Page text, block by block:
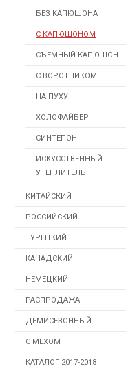
БЕЗ КАПЮШОНА
С КАПЮШОНОМ
СЪЕМНЫЙ КАПЮШОН
С ВОРОТНИКОМ
НА ПУХУ
ХОЛОФАЙБЕР
СИНТЕПОН
ИСКУССТВЕННЫЙ
УТЕПЛИТЕЛЬ
КИТАЙСКИЙ
РОССИЙСКИЙ
ТУРЕЦКИЙ
КАНАДСКИЙ
НЕМЕЦКИЙ
РАСПРОДАЖА
ДЕМИСЕЗОННЫЙ
С МЕХОМ
КАТАЛОГ 2017-2018